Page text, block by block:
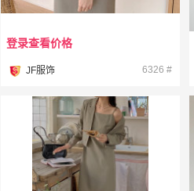
¥
JF服饰 6326 #
登录查看价格